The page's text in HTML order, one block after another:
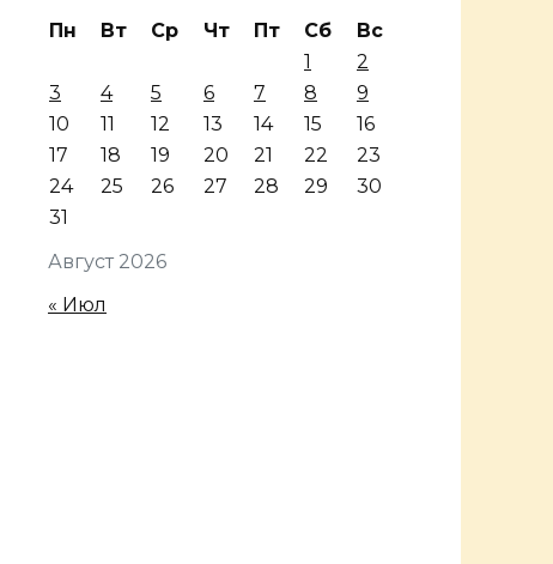
Август 2026
Пн Вт Ср Чт Пт Сб
Вс
1
2
3
4 5 6 7 8
9
10
11 12 13 14 15
16
17
18 19 20 21 22
23
24
25 26 27 28 29
30
31
« Июл